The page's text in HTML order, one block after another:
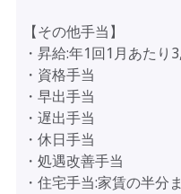
【その他手当】
・昇給:年1回1月あたり
・資格手当
・早出手当
・遅出手当
・休日手当
・処遇改善手当
・住宅手当:家賃の半分